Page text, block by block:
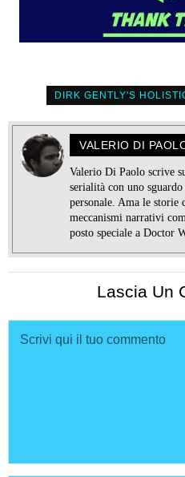
DIRK GENTLY'S
VALERIO DI
Valerio Di Paolo scrive
serialità con uno
personale. Ama le storie
meccanismi narrativi
posto speciale a Doctor
Lascia Un